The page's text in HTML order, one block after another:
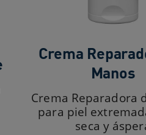
Crema
Manos
Crema Reparadora
para piel
seca y